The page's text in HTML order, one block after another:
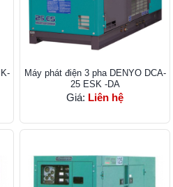
Máy phát điện 3 pha DENYO DCA-
25 ESK -DA
Giá: Liên hệ